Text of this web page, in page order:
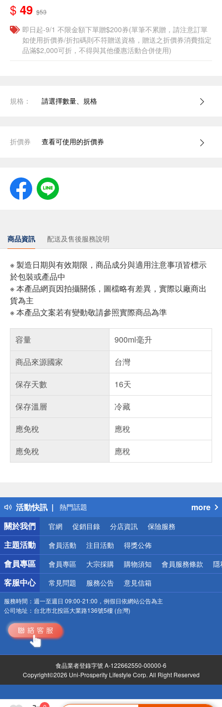
$ 49 $53
即日起-9/1 不限金額下單贈$200券(單筆不累贈，請注意訂單
如使用折價券/折扣碼則不符贈送資格，贈送之折價券消費指定
品滿$2,000可折，不得與其他優惠活動合併使用)
規格： 請選擇數量、規格
折價券 查看可使用的折價券
商品資訊 配送及售後服務說明
※ 製造日期與有效期限，商品成分與適用注意事項皆標示
於包裝或產品中
※ 本產品網頁因拍攝關係，圖檔略有差異，實際以廠商出
貨為主
※ 本產品文案若有變動敬請參照實際商品為準
容量
900ml毫升
商品來源國家
台灣
保存天數
16天
保存溫層
冷藏
應免稅
應稅
應免稅
應稅
活動快訊
得獎公告
熱門話題
銀行優惠
偏遠地區配送
詐騙網頁！請小心！
more
關於我們
官網 促銷目錄 分店資訊 保險服務
主題活動 會員活動 注目活動 得獎公佈
會員專區 會員專區 大宗採購 購物須知 會員服務條款 隱
客服中心 常見問題 服務公告 意見信箱
服務時間： 週一至週日 09:00-21:00，例假日依網站公告為主
公司地址： 台北市北投區大業路136號5樓 (台灣)
食品業者登錄字號 A-122662550-00000-6
Copyright©2026 Uni-Prosperity Lifestyle Corp. All Right Reserved